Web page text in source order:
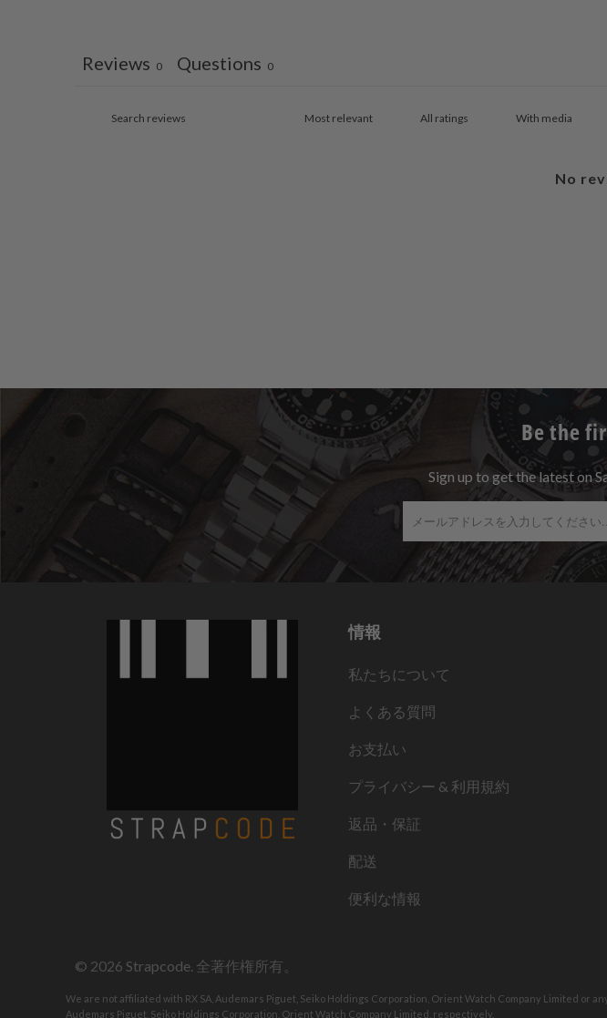
Reviews 0 Questions 0
With media
No
Be the
Sign up to get the latest on
情報
私たちについて
よくある質問
お支払い
プライバシー & 利用規約
返品・保証
配送
便利な情報
© 2026 Strapcode . 全著作権所有。
We are not affiliated with RX SA, Audemars Piguet, Seiko Holdings Corporation, Orient Watch Company Limited or
Audemars Piguet, Seiko Holdings Corporation, Orient Watch Company Limited, respectively.